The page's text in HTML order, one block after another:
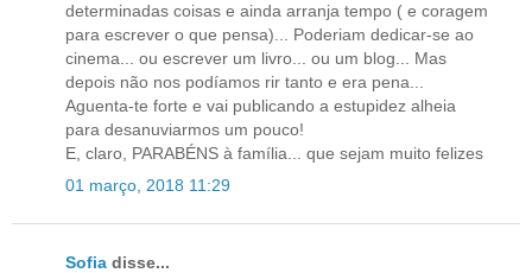
determinadas coisas e ainda arranja tempo ( e coragem
para escrever o que pensa)... Poderiam dedicar-se ao
cinema... ou escrever um livro... ou um blog... Mas
depois não nos podíamos rir tanto e era pena...
Aguenta-te forte e vai publicando a estupidez alheia
para desanuviarmos um pouco!
E, claro, PARABÉNS à família... que sejam muito felizes
01 março, 2018 11:29
Sofia disse...